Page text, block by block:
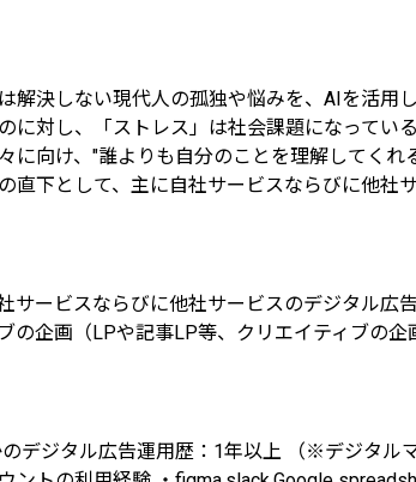
解決しない現代人の孤独や悩みを、AIを活
に対し、「ストレス」は社会課題になってい
に向け、"誰よりも自分のことを理解してく
直下として、主に自社サービスならびに他社
サービスならびに他社サービスのデジタル広
の企画（LPや記事LP等、クリエイティブの
デジタル広告運用歴：1年以上 （※デジタル